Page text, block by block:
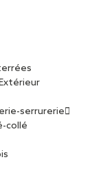
serrurerie
collé